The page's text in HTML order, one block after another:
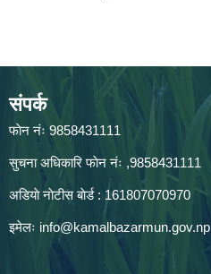
संपर्क
फाेन नंः 9858431111
सुचना अधिकारि फाेन नंः ,9858431111
अडियाे नाेटीस बाेर्ड : 161807070970
इमेलः info@kamalbazarmun.gov.np